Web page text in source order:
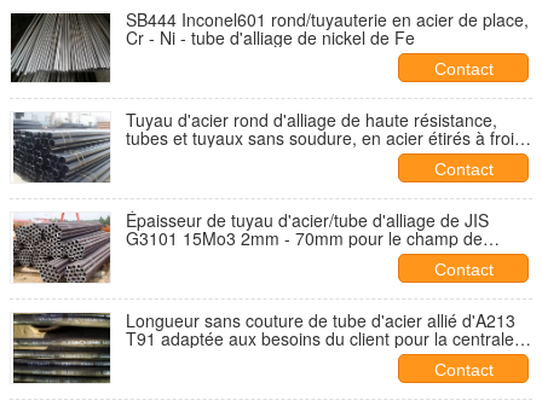
SB444 Inconel601 rond/tuyauterie en acier de place,
Cr - Ni - tube d'alliage de nickel de Fe
Contact
Tuyau d'acier rond d'alliage de haute résistance,
tubes et tuyaux sans soudure, en acier étirés à froid
Contact
Épaisseur de tuyau d'acier/tube d'alliage de JIS
G3101 15Mo3 2mm - 70mm pour le champ de
Contact
Longueur sans couture de tube d'acier allié d'A213
T91 adaptée aux besoins du client pour la centrale
Contact